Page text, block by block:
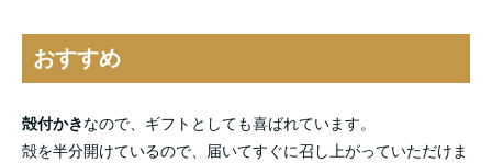
おすすめ
殻付かきなので、ギフトとしても喜ばれています。
殻を半分開けているので、届いてすぐに召し上がっていただけま